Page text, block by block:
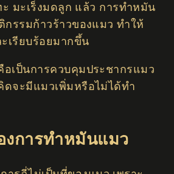
มะเร็งมดลูก แล้ว การทำหมัน
รรมก้าวร้าวของแมว ทำให้
เรียบร้อยมากขึ้น
เป็นการควบคุมประชากรแมว
จะมีแมวเพิ่มหรือไม่ได้ทำ
งการทำหมันแมว